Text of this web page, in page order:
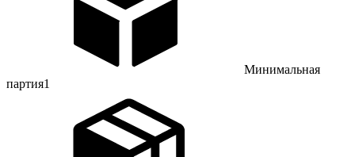
Минимальная
партия1